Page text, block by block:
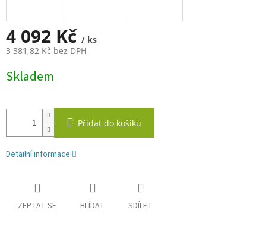
4 092 Kč / ks
3 381,82 Kč bez DPH
cena:
Skladem
Přidat do košíku
Detailní informace
ZEPTAT SE HLÍDAT SDÍLET